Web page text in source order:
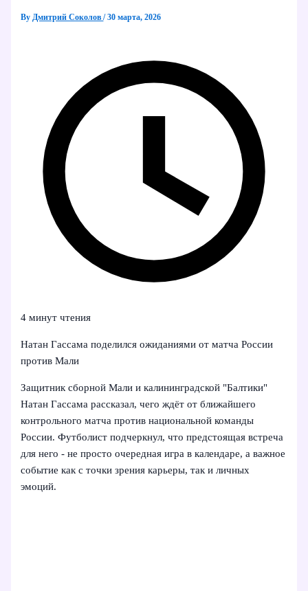
ByДмитрий Соколов/30 марта, 2026
4 минут чтения
Натан Гассама поделился ожиданиями от матча России
против Мали
Защитник сборной Мали и калининградской "Балтики"
Натан Гассама рассказал, чего ждёт от ближайшего
контрольного матча против национальной команды
России. Футболист подчеркнул, что предстоящая встреча
для него - не просто очередная игра в календаре, а важное
событие как с точки зрения карьеры, так и личных
эмоций.